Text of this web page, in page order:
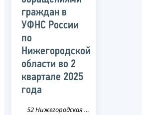
граждан в
УФНС России
по
Нижегородской
области во 2
квартале 2025
года
52 Нижегородская область